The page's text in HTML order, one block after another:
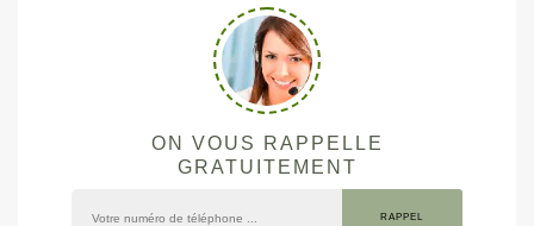
ON VOUS RAPPELLE
GRATUITEMENT